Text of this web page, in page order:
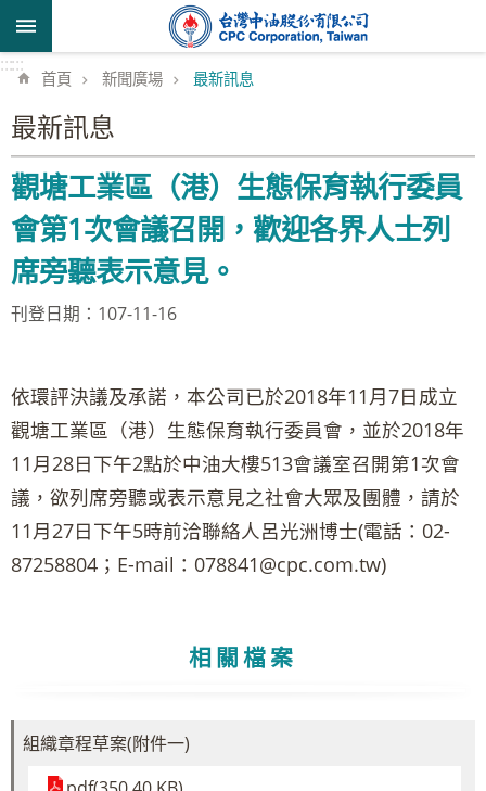
跳到主要內容區塊
::::::
首頁 新聞廣場 最新訊息
最新訊息
觀塘工業區（港）生態保育執行委員
會第1次會議召開，歡迎各界人士列
席旁聽表示意見。
刊登日期：107-11-16
依環評決議及承諾，本公司已於2018年11月7日成立
觀塘工業區（港）生態保育執行委員會，並於2018年
11月28日下午2點於中油大樓513會議室召開第1次會
議，欲列席旁聽或表示意見之社會大眾及團體，請於
11月27日下午5時前洽聯絡人呂光洲博士(電話：02-
87258804；E-mail：078841@cpc.com.tw)
相關檔案
組織章程草案(附件一)